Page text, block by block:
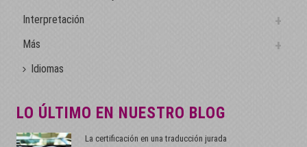
Interpretación
Más
Idiomas
LO ÚLTIMO EN NUESTRO BLOG
La certificación en una traducción jurada